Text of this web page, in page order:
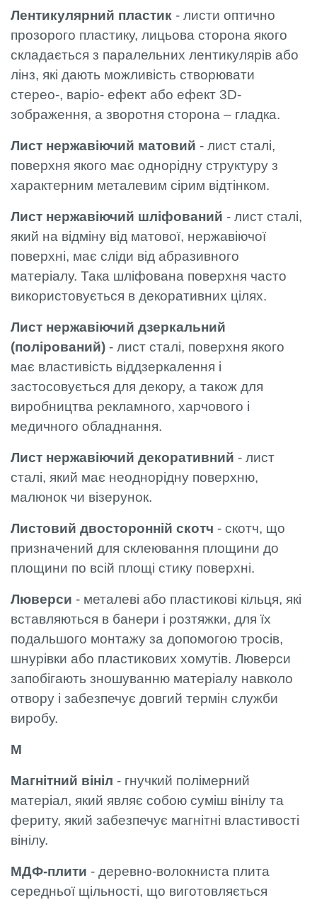
Лентикулярний пластик - листи оптично
прозорого пластику, лицьова сторона якого
складається з паралельних лентикулярів або
лінз, які дають можливість створювати
стерео-, варіо- ефект або ефект 3D-
зображення, а зворотня сторона – гладка.
Лист нержавіючий матовий - лист сталі,
поверхня якого має однорідну структуру з
характерним металевим сірим відтінком.
Лист нержавіючий шліфований - лист сталі,
який на відміну від матової, нержавіючої
поверхні, має сліди від абразивного
матеріалу. Така шліфована поверхня часто
використовується в декоративних цілях.
Лист нержавіючий дзеркальний
(полірований) - лист сталі, поверхня якого
має властивість віддзеркалення і
застосовується для декору, а також для
виробництва рекламного, харчового і
медичного обладнання.
Лист нержавіючий декоративний - лист
сталі, який має неоднорідну поверхню,
малюнок чи візерунок.
Листовий двосторонній скотч - скотч, що
призначений для склеювання площини до
площини по всій площі стику поверхні.
Люверси - металеві або пластикові кільця, які
вставляються в банери і розтяжки, для їх
подальшого монтажу за допомогою тросів,
шнурівки або пластикових хомутів. Люверси
запобігають зношуванню матеріалу навколо
отвору і забезпечує довгий термін служби
виробу.
М
Магнітний вініл - гнучкий полімерний
матеріал, який являє собою суміш вінілу та
фериту, який забезпечує магнітні властивості
вінілу.
МДФ-плити - деревно-волокниста плита
середньої щільності, що виготовляється